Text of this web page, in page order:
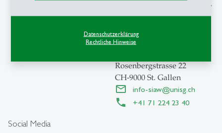
Datenschutzerklärung
Rechtliche Hinweise
Social Media
Schweizerisches Institut für
Aussenwirtschaft
und Angewandte
Wirtschaftsforschung
Rosenbergstrasse 22
CH-9000 St. Gallen
info-siaw@unisg.ch
+41 71 224 23 40